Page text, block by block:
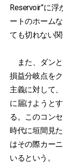
Reservoir”に
ートのホーム
ても切れない
また、ダン
損益分岐点を
主義に対して
に届けようと
る。このコン
時代に垣間見
はその際カー
いるという。